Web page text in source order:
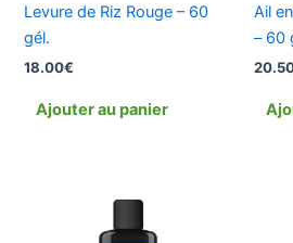
Levure de Riz Rouge – 60
gél.
18.00€
Ajouter au panier
Ail
– 60